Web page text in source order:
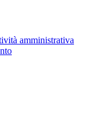
amministrativa